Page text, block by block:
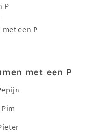
P
een P
met een P
Pim